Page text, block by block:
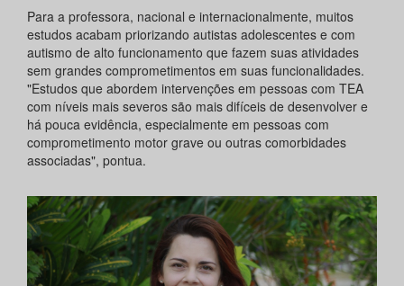
Para a professora, nacional e internacionalmente, muitos
estudos acabam priorizando autistas adolescentes e com
autismo de alto funcionamento que fazem suas atividades
sem grandes comprometimentos em suas funcionalidades.
"Estudos que abordem intervenções em pessoas com TEA
com níveis mais severos são mais difíceis de desenvolver e
há pouca evidência, especialmente em pessoas com
comprometimento motor grave ou outras comorbidades
associadas", pontua.